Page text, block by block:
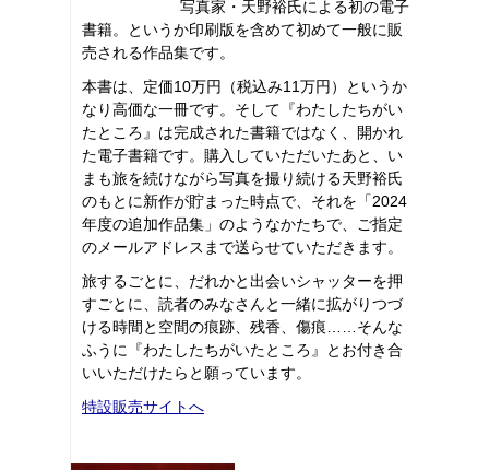
写真家・天野裕氏による初の電子
書籍。というか印刷版を含めて初めて一般に販
売される作品集です。
本書は、定価10万円（税込み11万円）というか
なり高価な一冊です。そして『わたしたちがい
たところ』は完成された書籍ではなく、開かれ
た電子書籍です。購入していただいたあと、い
まも旅を続けながら写真を撮り続ける天野裕氏
のもとに新作が貯まった時点で、それを「2024
年度の追加作品集」のようなかたちで、ご指定
のメールアドレスまで送らせていただきます。
旅するごとに、だれかと出会いシャッターを押
すごとに、読者のみなさんと一緒に拡がりつづ
ける時間と空間の痕跡、残香、傷痕……そんな
ふうに『わたしたちがいたところ』とお付き合
いいただけたらと願っています。
特設販売サイトへ